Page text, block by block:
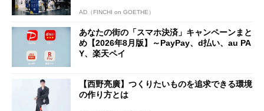
AD（FINCHI on GOETHE）
あなたの街の「スマホ決済」キャンペーンまと
め【2026年8月版】～PayPay、d払い、au PA
Y、楽天ペイ
【西野亮廣】つくりたいものを追求できる環境
の作り方とは